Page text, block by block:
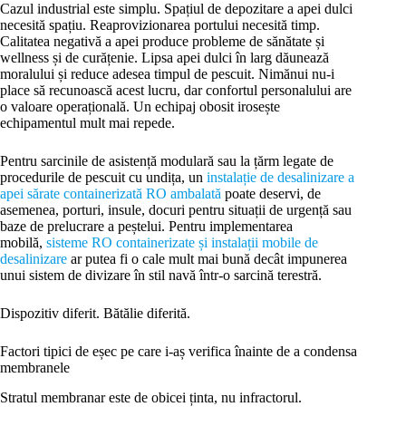
Cazul industrial este simplu. Spațiul de depozitare a apei dulci
necesită spațiu. Reaprovizionarea portului necesită timp.
Calitatea negativă a apei produce probleme de sănătate și
wellness și de curățenie. Lipsa apei dulci în larg dăunează
moralului și reduce adesea timpul de pescuit. Nimănui nu-i
place să recunoască acest lucru, dar confortul personalului are
o valoare operațională. Un echipaj obosit irosește
echipamentul mult mai repede.
Pentru sarcinile de asistență modulară sau la țărm legate de
procedurile de pescuit cu undița, un instalație de desalinizare a
apei sărate containerizată RO ambalată poate deservi, de
asemenea, porturi, insule, docuri pentru situații de urgență sau
baze de prelucrare a peștelui. Pentru implementarea
mobilă, sisteme RO containerizate și instalații mobile de
desalinizare ar putea fi o cale mult mai bună decât impunerea
unui sistem de divizare în stil navă într-o sarcină terestră.
Dispozitiv diferit. Bătălie diferită.
Factori tipici de eșec pe care i-aș verifica înainte de a condensa
membranele
Stratul membranar este de obicei ținta, nu infractorul.